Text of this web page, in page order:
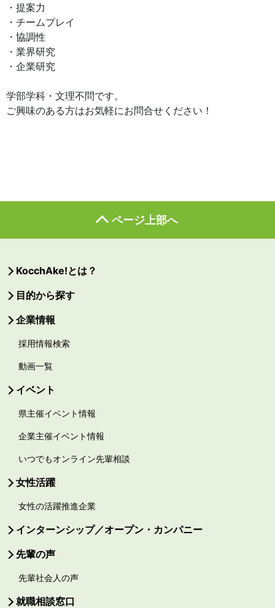
・提案力
・チームプレイ
・協調性
・業界研究
・企業研究
学部学科・文理不問です。
ご興味のある方はお気軽にお問合せください！
ページ上部へ
KocchAke!とは？
目的から探す
企業情報
採用情報検索
動画一覧
イベント
県主催イベント情報
企業主催イベント情報
いつでもオンライン先輩相談
女性活躍
女性の活躍推進企業
インターンシップ／オープン・カンパニー
先輩の声
先輩社会人の声
就職相談窓口